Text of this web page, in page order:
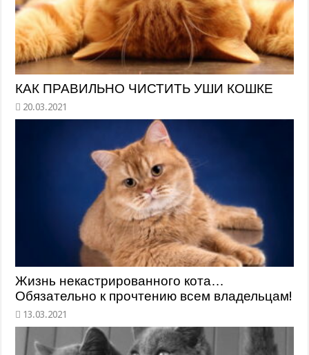
КАК ПРАВИЛЬНО ЧИСТИТЬ УШИ КОШКЕ
Жизнь некастрированного кота…
Обязательно к прочтению всем владельцам!